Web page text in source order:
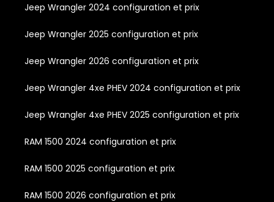
Jeep Wrangler 2024 configuration et prix
Jeep Wrangler 2025 configuration et prix
Jeep Wrangler 2026 configuration et prix
Jeep Wrangler 4xe PHEV 2024 configuration et prix
Jeep Wrangler 4xe PHEV 2025 configuration et prix
RAM 1500 2024 configuration et prix
RAM 1500 2025 configuration et prix
RAM 1500 2026 configuration et prix